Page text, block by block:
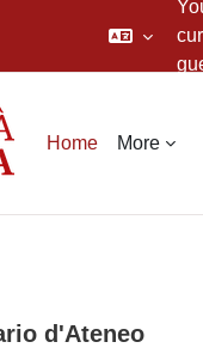
Home More
d'Ateneo